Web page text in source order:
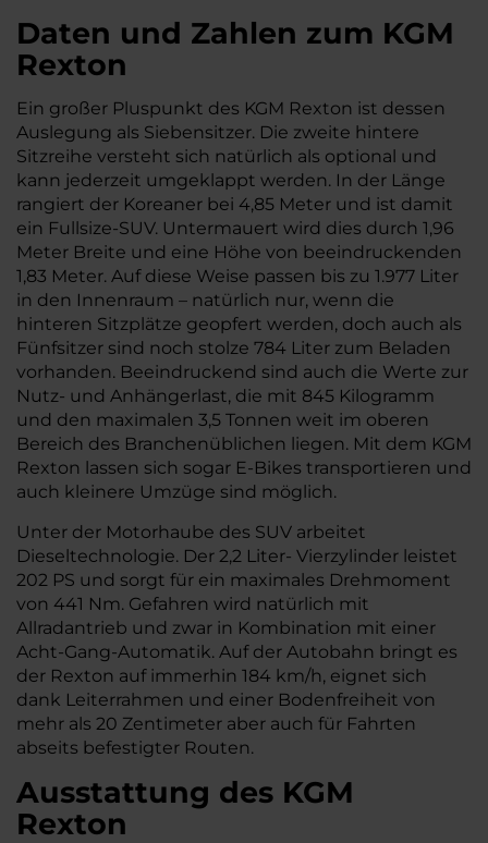
Daten und Zahlen zum KGM
Rexton
Ein großer Pluspunkt des KGM Rexton ist dessen
Auslegung als Siebensitzer. Die zweite hintere
Sitzreihe versteht sich natürlich als optional und
kann jederzeit umgeklappt werden. In der Länge
rangiert der Koreaner bei 4,85 Meter und ist damit
ein Fullsize-SUV. Untermauert wird dies durch 1,96
Meter Breite und eine Höhe von beeindruckenden
1,83 Meter. Auf diese Weise passen bis zu 1.977 Liter
in den Innenraum – natürlich nur, wenn die
hinteren Sitzplätze geopfert werden, doch auch als
Fünfsitzer sind noch stolze 784 Liter zum Beladen
vorhanden. Beeindruckend sind auch die Werte zur
Nutz- und Anhängerlast, die mit 845 Kilogramm
und den maximalen 3,5 Tonnen weit im oberen
Bereich des Branchenüblichen liegen. Mit dem KGM
Rexton lassen sich sogar E-Bikes transportieren und
auch kleinere Umzüge sind möglich.
Unter der Motorhaube des SUV arbeitet
Dieseltechnologie. Der 2,2 Liter- Vierzylinder leistet
202 PS und sorgt für ein maximales Drehmoment
von 441 Nm. Gefahren wird natürlich mit
Allradantrieb und zwar in Kombination mit einer
Acht-Gang-Automatik. Auf der Autobahn bringt es
der Rexton auf immerhin 184 km/h, eignet sich
dank Leiterrahmen und einer Bodenfreiheit von
mehr als 20 Zentimeter aber auch für Fahrten
abseits befestigter Routen.
Ausstattung des KGM
Rexton